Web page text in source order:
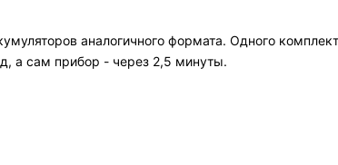
аналогичного формата. Одного
а сам прибор - через 2,5 минуты.